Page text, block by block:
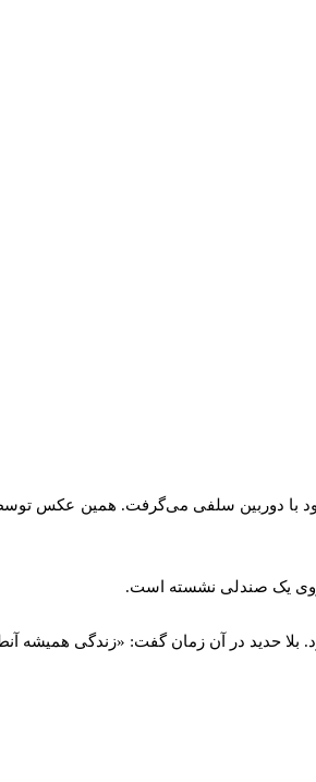
با دوربین سلفی می‌گرفت. همین عکس
روی یک صندلی نشسته است.
کرد. بلا حدید در آن زمان گفت: «زندگی